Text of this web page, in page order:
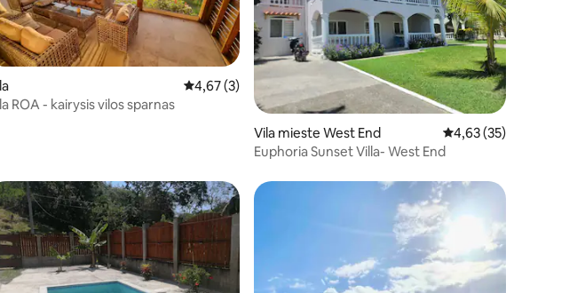
4,91 iš 5, atsiliepimų: 43
Vidutinis įvertinimas: 4,67 iš 5, atsiliepimų: 3
4,67 (3)
ROA - kairysis vilos sparnas
Vila mieste West End
Vidutinis įvertinimas:
4,63 (35)
Euphoria Sunset Villa- West End